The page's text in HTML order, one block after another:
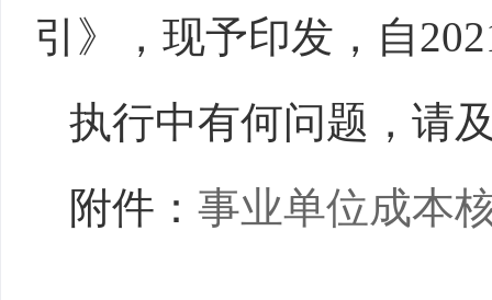
引》，现予印发，自
执行中有何问题，请
附件： 事业单位成本